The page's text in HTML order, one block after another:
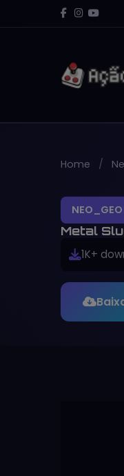
Home
NEO_GEO
Metal
1K+